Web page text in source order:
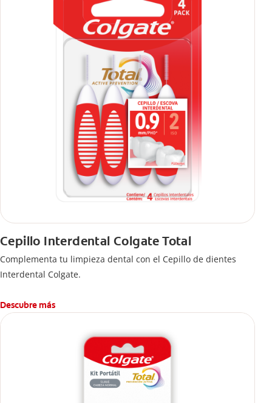
Cepillo Interdental Colgate Total
Complementa tu limpieza dental con el Cepillo de dientes
Interdental Colgate.
Descubre más